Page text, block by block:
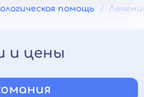
помощь
и цены